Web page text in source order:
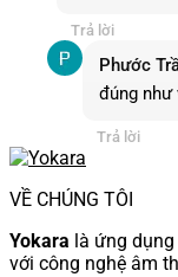
Trả lời
Phước
đúng như
Trả lời
VỀ CHÚNG TÔI
Yokara là ứng
với công nghệ âm